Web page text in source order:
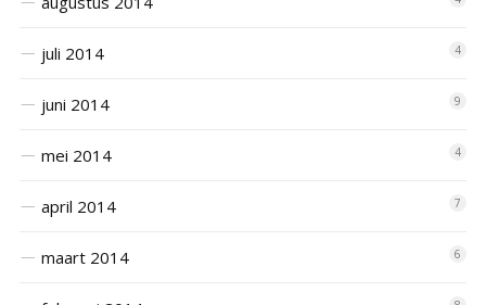
juli 2014 4
juni 2014 9
mei 2014 4
april 2014 7
maart 2014 6